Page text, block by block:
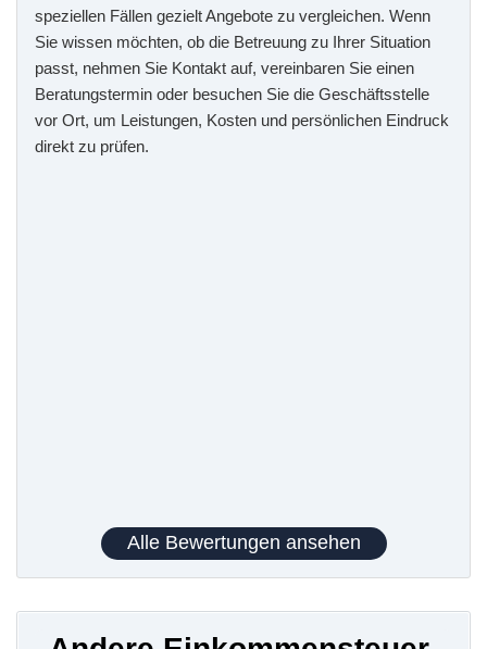
speziellen Fällen gezielt Angebote zu vergleichen. Wenn
Sie wissen möchten, ob die Betreuung zu Ihrer Situation
passt, nehmen Sie Kontakt auf, vereinbaren Sie einen
Beratungstermin oder besuchen Sie die Geschäftsstelle
vor Ort, um Leistungen, Kosten und persönlichen Eindruck
direkt zu prüfen.
Alle Bewertungen ansehen